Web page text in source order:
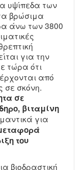
υψίπεδα των
βρώσιμα
άνω των 3800
για την
τώρα ότι
από
σε σκόνη.
σε
βιταμίνη
για
του
βιοδραστική